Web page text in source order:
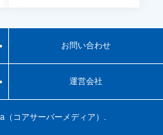
運営会社
お問い合わせ
コアサーバーメディア）.